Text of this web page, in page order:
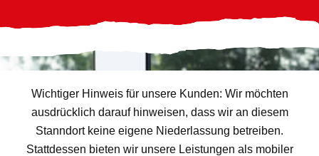
Wichtiger Hinweis für unsere Kunden: Wir möchten
ausdrücklich darauf hinweisen, dass wir an diesem
Stanndort keine eigene Niederlassung betreiben.
Stattdessen bieten wir unsere Leistungen als mobiler